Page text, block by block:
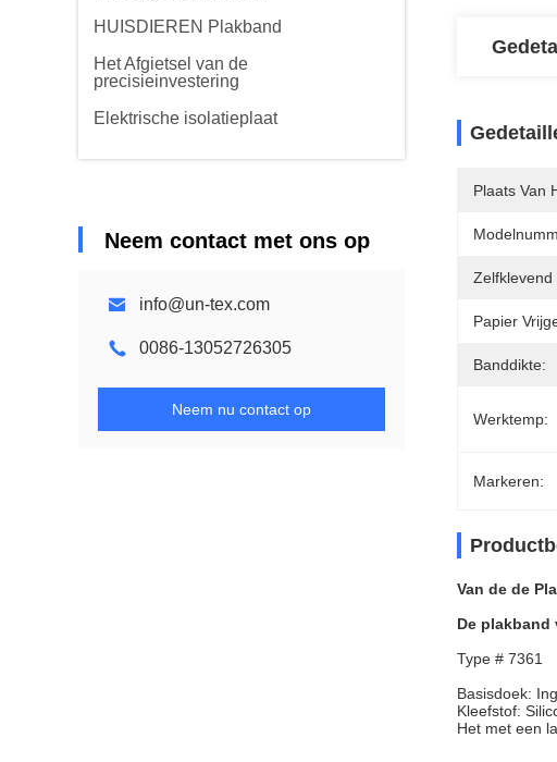
HUISDIEREN Plakband
Het Afgietsel van de
precisieinvestering
Elektrische isolatieplaat
Neem contact met ons op
info@un-tex.com
0086-13052726305
Neem nu contact op
Plaats Van
Zelfklevend
Papier
Banddikte:
Werktemp:
Markeren:
Van de de
De plakband
Type # 7361
Basisdoek:
Kleefstof:
Het met een